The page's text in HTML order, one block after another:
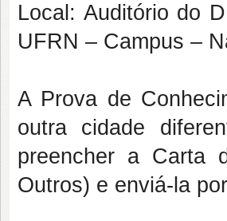
Local: Auditório do
UFRN – Campus –
A Prova de
outra cidade
preencher a Carta
Outros) e enviá-la